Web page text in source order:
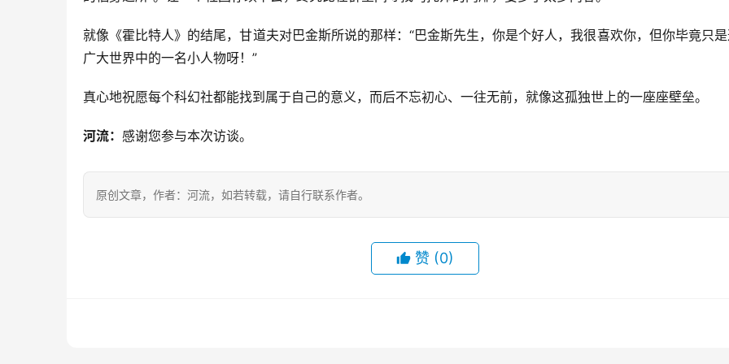
就像《霍比特人》的结尾，甘道夫对巴金斯所说的那样：“巴金斯先生，你是个好人，我很喜欢你，但你毕竟只
广大世界中的一名小人物呀！”
真心地祝愿每个科幻社都能找到属于自己的意义，而后不忘初心、一往无前，就像这孤独世上的一座座壁垒。
河流： 感谢您参与本次访谈。
原创文章，作者：河流，如若转载，请自行联系作者。
赞 (0)